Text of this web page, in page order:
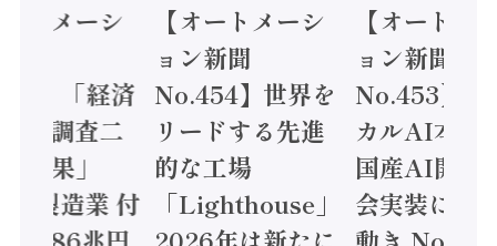
トメーシ
】「経済
態調査二
結果」
年製造業 付
【オートメーシ
ョン新聞
No.454】世界を
リードする先進
的な工場
「Lighthouse」
【オートメ
ョン新聞
No.453】フ
カルAI本格
国産AI開発
会実装に活